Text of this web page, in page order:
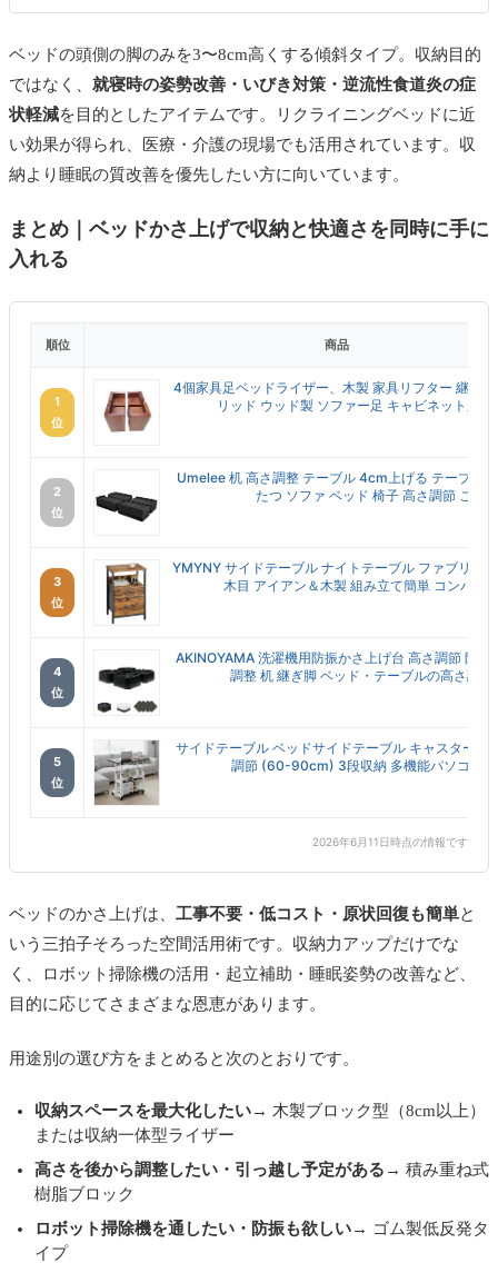
ベッドの頭側の脚のみを3〜8cm高くする傾斜タイプ。収納目的
ではなく、 就寝時の姿勢改善・いびき対策・逆流性食道炎の症
状軽減を目的としたアイテムです。リクライニングベッドに近
い効果が得られ、医療・介護の現場でも活用されています。収
納より睡眠の質改善を優先したい方に向いています。
まとめ｜ベッドかさ上げで収納と快適さを同時に手に
入れる
順位 商品
1
位
4個家具足ベッドライザー、木製 家具リフター 継ぎ
リッド ウッド製 ソファー足 キャビネット脚
2
位
Umelee 机 高さ調整 テーブル 4cm上げる テーブル
たつ ソファ ベッド 椅子 高さ調節 こた...
3
位
YMYNY サイドテーブル ナイトテーブル ファブリッ
木目 アイアン＆木製 組み立て簡単 コンパク
4
位
AKINOYAMA 洗濯機用防振かさ上げ台 高さ調節 防振
調整 机 継ぎ脚 ベッド・テーブルの高さ調節
5
位
サイドテーブル ベッドサイドテーブル キャスター付
調節 (60-90cm) 3段収納 多機能パソコンテ
2026年6月11日時点の情報です
ベッドのかさ上げは、 工事不要・低コスト・原状回復も簡単と
いう三拍子そろった空間活用術です。収納力アップだけでな
く、ロボット掃除機の活用・起立補助・睡眠姿勢の改善など、
目的に応じてさまざまな恩恵があります。
用途別の選び方をまとめると次のとおりです。
収納スペースを最大化したい→ 木製ブロック型（8cm以上）
または収納一体型ライザー
高さを後から調整したい・引っ越し予定がある → 積み重ね式
樹脂ブロック
ロボット掃除機を通したい・防振も欲しい→ ゴム製低反発タ
イプ